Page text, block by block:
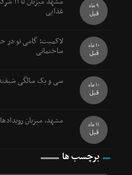
غذایی 9 ماه
قبل
لاکمیت؛ گامی نو
ساختمانی 10 ماه
قبل
سی و یک سالگی 10 ماه
قبل
مشهد، میزبان 11 ماه
قبل
برچسب ها